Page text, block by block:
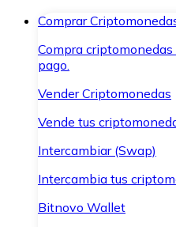
Comprar
Compra
pago.
Vender Criptomonedas
Vende tus
Intercambiar (Swap)
Intercambia tus
Bitnovo Wallet